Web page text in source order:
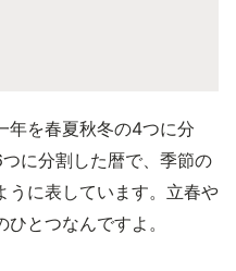
年を春夏秋冬の4つに分
に分割した暦で、季節の
うに表しています。立春や
とつなんですよ。